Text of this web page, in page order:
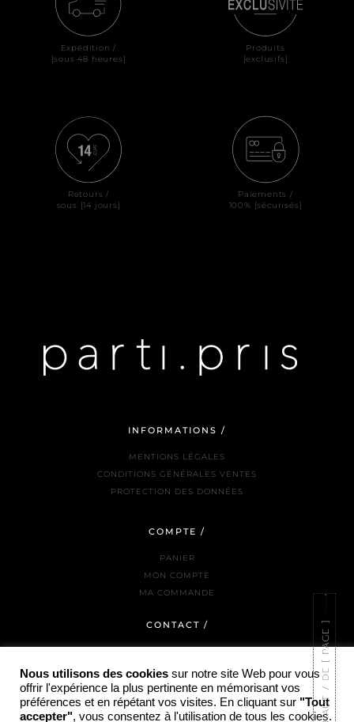
Expédition /
[sous 48 heures]
Produits
[exclusifs]
Retours /
sous [14 jours]
Paiements /
100% [sécurisés]
INFORMATIONS /
MENTIONS LÉGALES
CONDITIONS GÉNÉRALES VENTES
PROTECTION DES DONNÉES
COMPTE /
PANIER
MON COMPTE
MA COMMANDE
CONTACT /
LA BOUTIQUE
INSTAGRAM
Nous utilisons des cookies sur notre site Web pour vous
offrir l'expérience la plus pertinente en mémorisant vos
préférences et en répétant vos visites. En cliquant sur "Tout
accepter", vous consentez à l'utilisation de tous les cookies.